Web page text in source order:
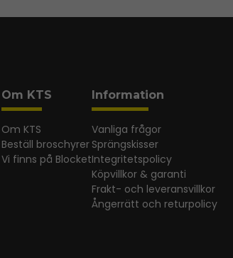
Om KTS
Om KTS
Beställ broschyrer
Vi finns på Blocket
Information
Vanliga frågor
Sprängskisser
Integritetspolicy
Köpvillkor & garanti
Frakt- och leveransvillkor
Ångerrätt och returpolicy